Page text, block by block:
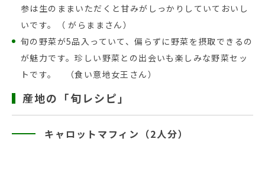
参は生のままいただくと甘みがしっかりしていておいし
いです。（ がらままさん）
旬の野菜が5品入っていて、偏らずに野菜を摂取できるの
が魅力です。珍しい野菜との出会いも楽しみな野菜セッ
トです。 （食い意地女王さん）
産地の「旬レシピ」
キャロットマフィン（2人分）